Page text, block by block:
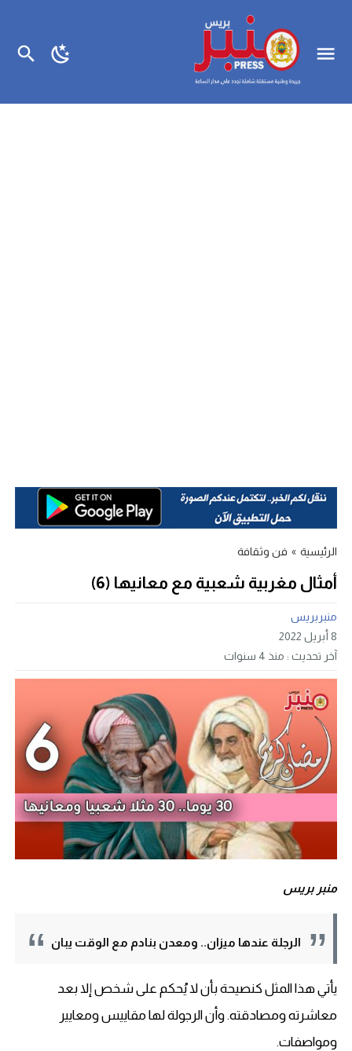
الرئيسية » فن وثقافة
أمثال مغربية شعبية مع معانيها (6)
منبربريس
8 أبريل 2022
آخر تحديث : منذ 4 سنوات
منبر بريس
الرجلة عندها ميزان.. ومعدن بنادم مع الوقت يبان
يأتي هذا المثل كنصيحة بأن لا يُحكم على شخص إلا بعد
معاشرته ومصادقته. وأن الرجولة لها مقاييس ومعايير
ومواصفات.